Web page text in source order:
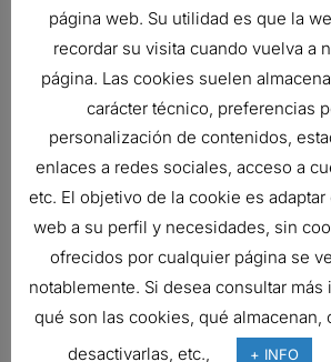
FILTRO DE AIRE, PSD
243,22€
Ref:D090101
página web. Su utilidad es que la
recordar su visita cuando vuelva a
página. Las cookies suelen
carácter técnico, preferencias
personalización de contenidos,
enlaces a redes sociales, acceso a
etc. El objetivo de la cookie es
web a su perfil y necesidades, sin
ofrecidos por cualquier página se
notablemente. Si desea consultar
qué son las cookies, qué almacenan,
desactivarlas, etc.,
+ INFO